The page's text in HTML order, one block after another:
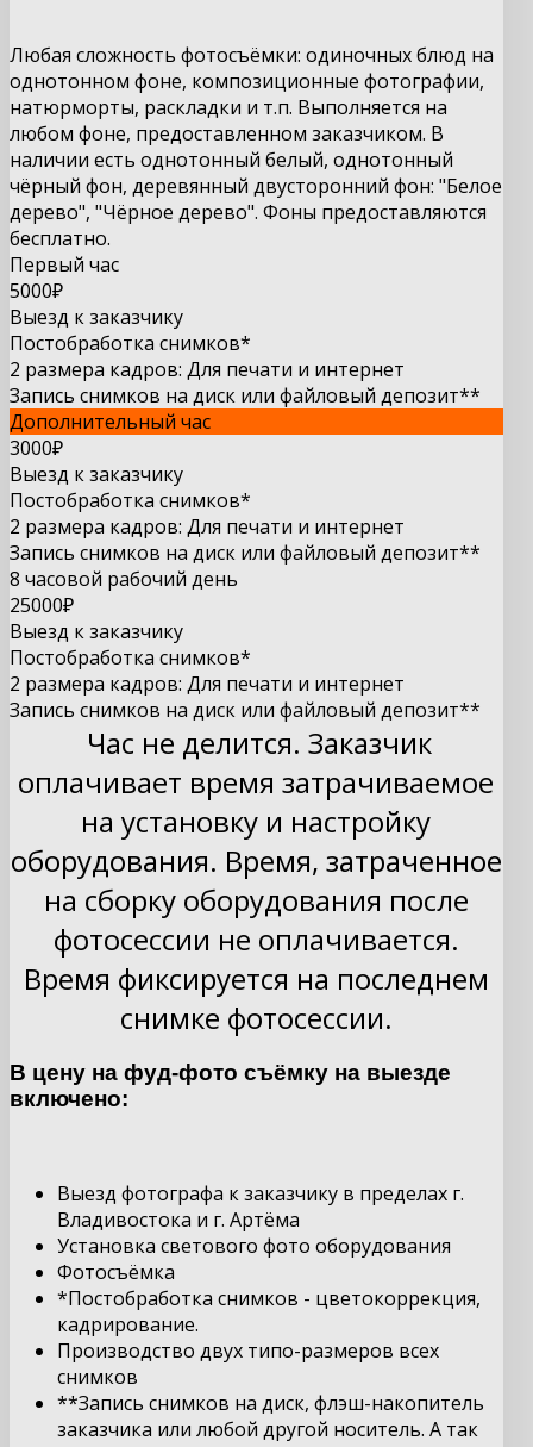
Любая сложность фотосъёмки: одиночных блюд на
однотонном фоне, композиционные фотографии,
натюрморты, раскладки и т.п. Выполняется на
любом фоне, предоставленном заказчиком. В
наличии есть однотонный белый, однотонный
чёрный фон, деревянный двусторонний фон: "Белое
дерево", "Чёрное дерево". Фоны предоставляются
бесплатно.
Первый час
5000₽
Выезд к заказчику
Постобработка снимков*
2 размера кадров: Для печати и интернет
Запись снимков на диск или файловый депозит**
Дополнительный час
3000₽
Выезд к заказчику
Постобработка снимков*
2 размера кадров: Для печати и интернет
Запись снимков на диск или файловый депозит**
8 часовой рабочий день
25000₽
Выезд к заказчику
Постобработка снимков*
2 размера кадров: Для печати и интернет
Запись снимков на диск или файловый депозит**
Час не делится. Заказчик
оплачивает время затрачиваемое
на установку и настройку
оборудования. Время, затраченное
на сборку оборудования после
фотосессии не оплачивается.
Время фиксируется на последнем
снимке фотосессии.
В цену на фуд-фото съёмку на выезде
включено:
Выезд фотографа к заказчику в пределах г.
Владивостока и г. Артёма
Установка светового фото оборудования
Фотосъёмка
*Постобработка снимков - цветокоррекция,
кадрирование.
Производство двух типо-размеров всех
снимков
**Запись снимков на диск, флэш-накопитель
заказчика или любой другой носитель. А так